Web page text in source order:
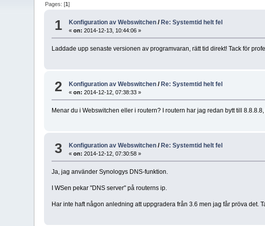
Pages: [1]
1 Konfiguration av Webswitchen / Re: Systemtid helt fel
«on: 2014-12-13, 10:44:06 »
Laddade upp senaste versionen av programvaran, rätt tid direkt! Tack för
2 Konfiguration av Webswitchen /Re: Systemtid helt fel
«on: 2014-12-12, 07:38:33 »
Menar du i Webswitchen eller i routern? I routern har jag redan bytt till
3 Konfiguration av Webswitchen / Re: Systemtid helt fel
«on: 2014-12-12, 07:30:58 »
Ja, jag använder Synologys DNS-funktion.
I WSen pekar "DNS server" på routerns ip.
Har inte haft någon anledning att uppgradera från 3.6 men jag får pröva det.